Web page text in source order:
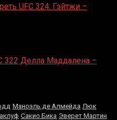
UFC 324: Гэйтжи –
322 Делла Маддалена –
Маноэль де Алмейда Люк
Сакио Бика Эверет Мартин